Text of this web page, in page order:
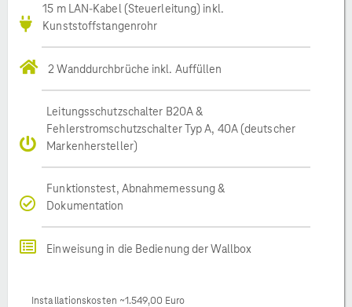
15 m LAN-Kabel (Steuerleitung) inkl.
Kunststoffstangenrohr
2 Wanddurchbrüche inkl. Auffüllen
Leitungsschutzschalter B20A &
Fehlerstromschutzschalter Typ A, 40A (deutscher
Markenhersteller)
Funktionstest, Abnahmemessung &
Dokumentation
Einweisung in die Bedienung der Wallbox
Installationskosten ~1.549,00 Euro